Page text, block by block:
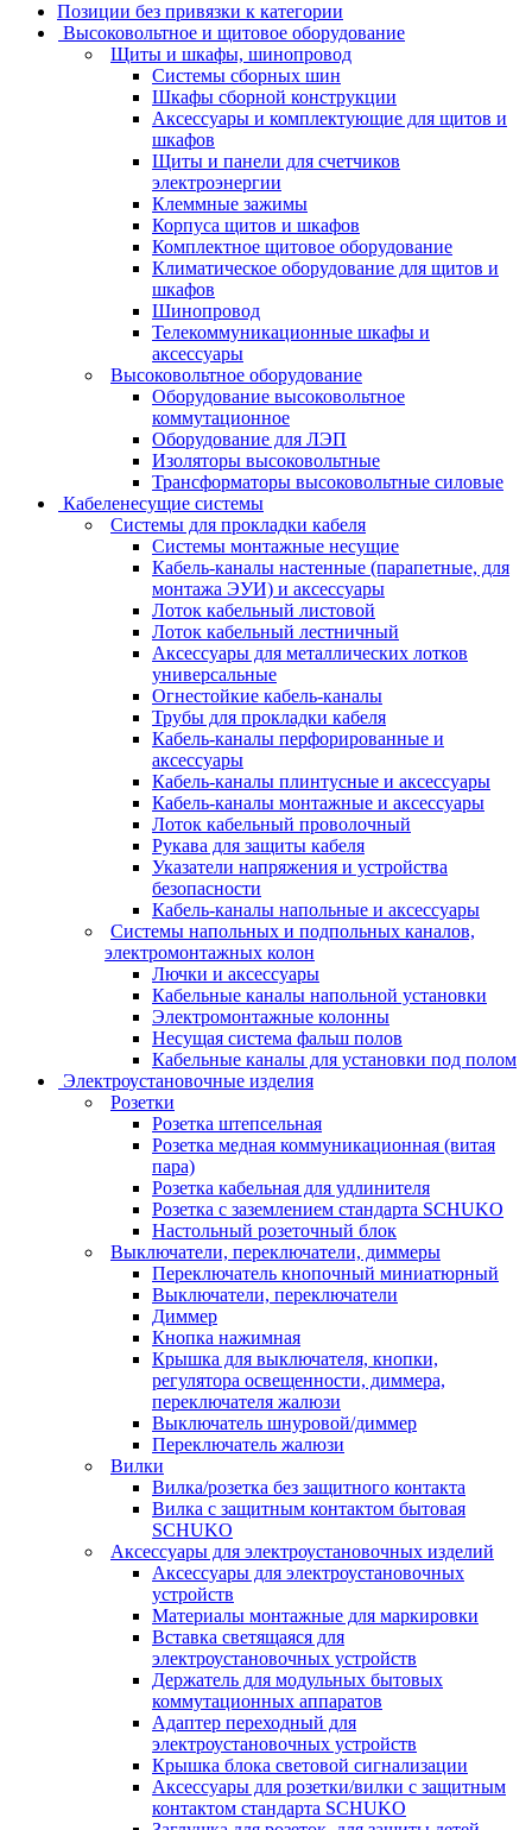
Позиции без привязки к категории
Высоковольтное и щитовое оборудование
Щиты и шкафы, шинопровод
Системы сборных шин
Шкафы сборной конструкции
Аксессуары и комплектующие для щитов и
шкафов
Щиты и панели для счетчиков
электроэнергии
Клеммные зажимы
Корпуса щитов и шкафов
Комплектное щитовое оборудование
Климатическое оборудование для щитов и
шкафов
Шинопровод
Телекоммуникационные шкафы и
аксессуары
Высоковольтное оборудование
Оборудование высоковольтное
коммутационное
Оборудование для ЛЭП
Изоляторы высоковольтные
Трансформаторы высоковольтные силовые
Кабеленесущие системы
Системы для прокладки кабеля
Системы монтажные несущие
Кабель-каналы настенные (парапетные, для
монтажа ЭУИ) и аксессуары
Лоток кабельный листовой
Лоток кабельный лестничный
Аксессуары для металлических лотков
универсальные
Огнестойкие кабель-каналы
Трубы для прокладки кабеля
Кабель-каналы перфорированные и
аксессуары
Кабель-каналы плинтусные и аксессуары
Кабель-каналы монтажные и аксессуары
Лоток кабельный проволочный
Рукава для защиты кабеля
Указатели напряжения и устройства
безопасности
Кабель-каналы напольные и аксессуары
Системы напольных и подпольных каналов,
электромонтажных колон
Лючки и аксессуары
Кабельные каналы напольной установки
Электромонтажные колонны
Несущая система фальш полов
Кабельные каналы для установки под полом
Электроустановочные изделия
Розетки
Розетка штепсельная
Розетка медная коммуникационная (витая
пара)
Розетка кабельная для удлинителя
Розетка с заземлением стандарта SCHUKO
Настольный розеточный блок
Выключатели, переключатели, диммеры
Переключатель кнопочный миниатюрный
Выключатели, переключатели
Диммер
Кнопка нажимная
Крышка для выключателя, кнопки,
регулятора освещенности, диммера,
переключателя жалюзи
Выключатель шнуровой/диммер
Переключатель жалюзи
Вилки
Вилка/розетка без защитного контакта
Вилка с защитным контактом бытовая
SCHUKO
Аксессуары для электроустановочных изделий
Аксессуары для электроустановочных
устройств
Материалы монтажные для маркировки
Вставка светящаяся для
электроустановочных устройств
Держатель для модульных бытовых
коммутационных аппаратов
Адаптер переходный для
электроустановочных устройств
Крышка блока световой сигнализации
Аксессуары для розетки/вилки с защитным
контактом стандарта SCHUKO